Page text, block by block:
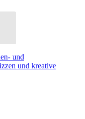
und
und kreative